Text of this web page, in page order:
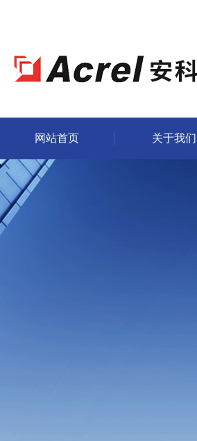
网站首页 关于我们